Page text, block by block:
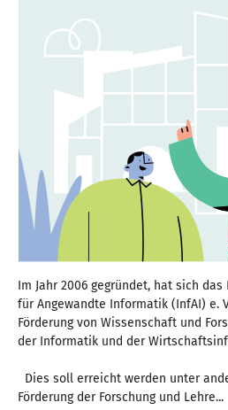
Im Jahr 2006 gegründet, hat sich
für Angewandte Informatik (InfAI) e.
Förderung von Wissenschaft und
der Informatik und der
Dies soll erreicht werden unter
Förderung der Forschung und Lehre...